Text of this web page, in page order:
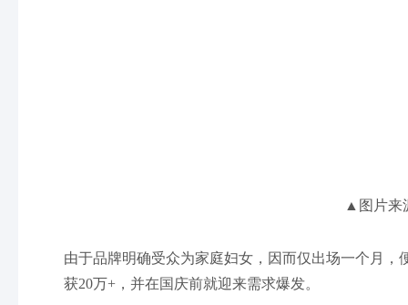
▲图片来
由于品牌明确受众为家庭妇女，因而仅出场一个月
获20万+，并在国庆前就迎来需求爆发。